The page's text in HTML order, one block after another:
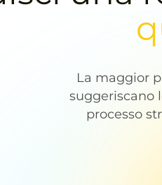
La maggior
suggeriscano
processo